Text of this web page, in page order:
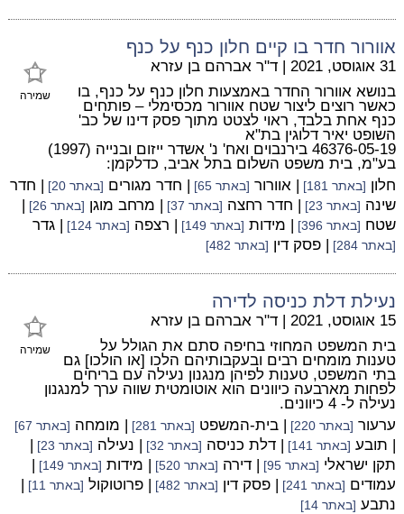
אוורור חדר בו קיים חלון כנף על כנף
שמירה
31 אוגוסט, 2021 | ד"ר אברהם בן עזרא
בנושא אוורור החדר באמצעות חלון כנף על כנף, בו
כאשר רוצים ליצור שטח אוורור מכסימלי – פותחים
כנף אחת בלבד, ראוי לצטט מתוך פסק דינו של כב'
השופט יאיר דלוגין בת"א
46376-05-19 בירנבוים ואח' נ' אשדר ייזום ובנייה (1997)
בע"מ, בית משפט השלום בתל אביב, כדלקמן:
חלון [באתר 181] | אוורור [באתר 65] | חדר מגורים [באתר 20]
| חדר
שינה [באתר 23] | חדר רחצה [באתר 37] | מרחב מוגן [באתר 26]
|
שטח [באתר 396] | מידות [באתר 149] | רצפה [באתר 124] | גדר
[באתר 284] | פסק דין [באתר 482]
נעילת דלת כניסה לדירה
שמירה
15 אוגוסט, 2021 | ד"ר אברהם בן עזרא
בית המשפט המחוזי בחיפה סתם את הגולל על
טענות מומחים רבים ובעקבותיהם הלכו [או הולכו] גם
בתי המשפט, טענות לפיהן מנגנון נעילה עם בריחים
לפחות מארבעה כיוונים הוא אוטומטית שווה ערך למנגנון
נעילה ל- 4 כיוונים.
ערעור [באתר 220] | בית-המשפט [באתר 281] | מומחה [באתר 67]
| תובע [באתר 141] | דלת כניסה [באתר 32] | נעילה [באתר 23]
|
תקן ישראלי [באתר 95] | דירה [באתר 520] | מידות [באתר 149]
|
עמודים [באתר 241] | פסק דין [באתר 482] | פרוטוקול [באתר 11]
|
נתבע [באתר 14]